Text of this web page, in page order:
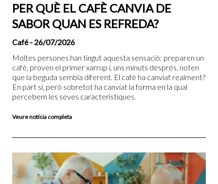
PER QUÈ EL CAFÈ CANVIA DE
SABOR QUAN ES REFREDA?
Café- 26/07/2026
Moltes persones han tingut aquesta sensació: preparen un
cafè, proven el primer xarrup i, uns minuts després, noten
que la beguda sembla diferent. El cafè ha canviat realment?
En part sí, però sobretot ha canviat la forma en la qual
percebem les seves característiques.
Veure notícia completa